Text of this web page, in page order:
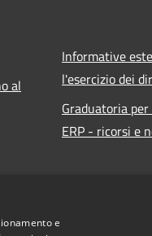
al
Informative
l'esercizio dei
Graduatoria
ERP - ricorsi e
e